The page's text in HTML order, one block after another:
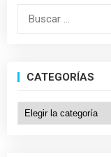
Buscar:
CATEGORÍAS
Categorías